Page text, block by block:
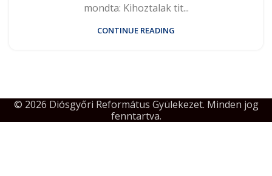
mondta: Kihoztalak tit...
CONTINUE READING
© 2026 Diósgyőri Református Gyülekezet. Minden jog
fenntartva.